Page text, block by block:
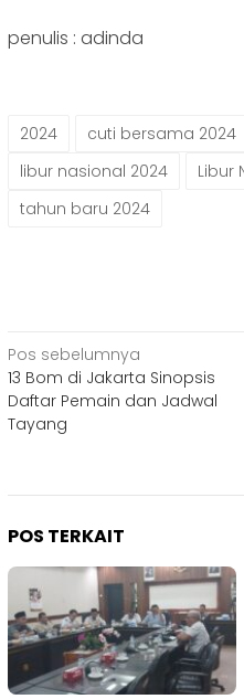
penulis : adinda
2024 cuti bersama 2024
libur nasional 2024
Libur
tahun baru 2024
Navigasi
pos
Pos sebelumnya
13 Bom di Jakarta Sinopsis
Daftar Pemain dan Jadwal
Tayang
POS TERKAIT